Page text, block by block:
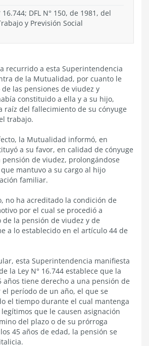
16.744; DFL N° 150, de 1981, del
y Previsión Social
recurrido a esta Superintendencia
de la Mutualidad, por cuanto le
las pensiones de viudez y
constituido a ella y a su hijo,
raíz del fallecimiento de su cónyuge
trabajo.
la Mutualidad informó, en
a su favor, en calidad de cónyuge
de viudez, prolongándose
mantuvo a su cargo al hijo
familiar.
no ha acreditado la condición de
por el cual se procedió a
la pensión de viudez y de
a lo establecido en el artículo 44 de
esta Superintendencia manifiesta
la Ley N° 16.744 establece que la
años tiene derecho a una pensión de
período de un año, el que se
el tiempo durante el cual mantenga
que le causen asignación
del plazo o de su prórroga
45 años de edad, la pensión se